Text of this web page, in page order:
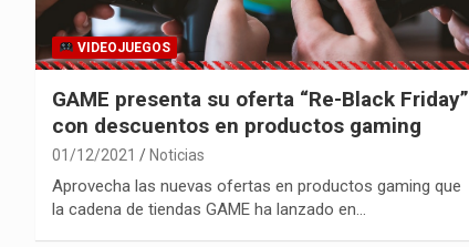
VIDEOJUEGOS
GAME presenta su oferta “Re-Black Friday”
con descuentos en productos gaming
01/12/2021 Noticias
Aprovecha las nuevas ofertas en productos gaming que
la cadena de tiendas GAME ha lanzado en…